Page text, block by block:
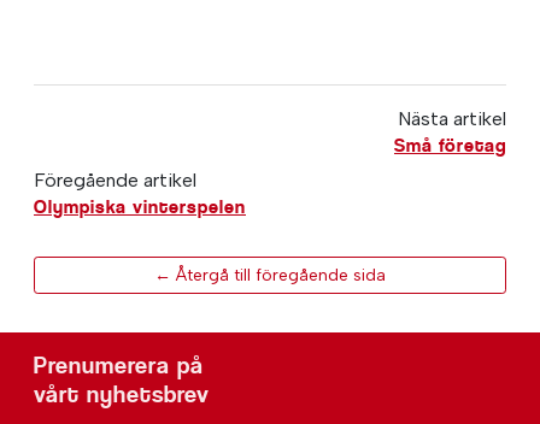
Nästa artikel
Små företag
Föregående artikel
Olympiska vinterspelen
← Återgå till föregående sida
Prenumerera på
vårt nyhetsbrev